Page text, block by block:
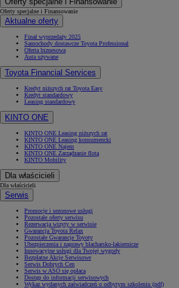
Oferty specjalne i Finansowanie
Aktualne oferty
Finał wyprzedaży 2025
Samochody dostawcze Toyota Professional
Oferta biznesowa
Auta używane
Toyota Financial Services
Kredyt niższych rat Toyota Easy
Kredyt standardowy
Leasing standardowy
KINTO ONE
KINTO ONE Leasing niższych rat
KINTO ONE Leasing konsumencki
KINTO ONE Najem
KINTO ONE Zarządzanie flotą
KINTO Mobility
Dla właścicieli
Dla właścicieli
Serwis
Promocje i sezonowe usługi
Pozostałe oferty serwisu
Rezerwacja wizyty w serwisie
Gwarancja Toyota Relax
Pozostałe Gwarancje Toyoty
Ubezpieczenia i naprawy blacharsko-lakiernicze
Innowacyjne usługi dla Twojej wygody
Bezpłatne Akcje Serwisowe
Serwis Dobrych Cen
Serwis w ASO się opłaca
Dostęp do informacji serwisowych
Wykaz wydanych zaświadczeń o odbytym szkoleniu (pdf)